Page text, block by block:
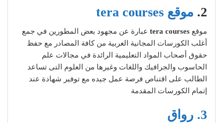
2. موقع tera courses
موقع tera courses عبارة عن مجهود بعض المطورين في جمع
أغلب الكورسات المجانية العربية من كافة المصادر مع حفظ
حقوق أصحاب المواد التعليمية الرائدة في مجالات علم
الحاسوب والجرافيك واللغات وغيرها من العلوم التى تساعد
الطالب على اقتناص فرصة عمل جيده مع توفير شهادة عند
إتمام الكورسات المقدمة
3. رواق